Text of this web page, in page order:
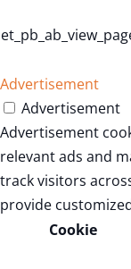
Advertisement
Advertisement
Advertisement
relevant ads and
track visitors
provide
Cookie